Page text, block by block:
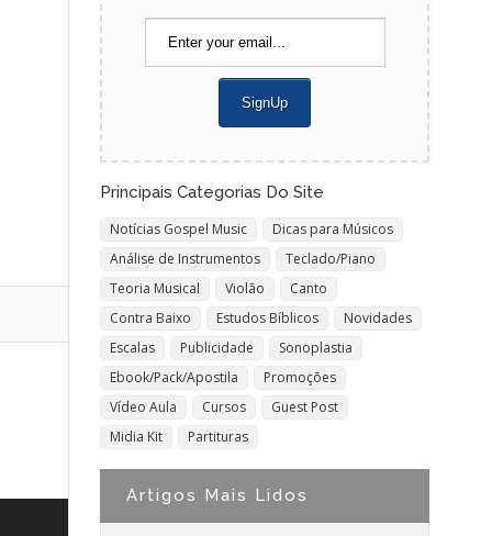
Principais Categorias Do Site
Notícias Gospel Music
Dicas para Músicos
Análise de Instrumentos
Teclado/Piano
Teoria Musical
Violão
Canto
Contra Baixo
Estudos Bíblicos
Novidades
Escalas
Publicidade
Sonoplastia
Ebook/Pack/Apostila
Promoções
Vídeo Aula
Cursos
Guest Post
Midia Kit
Partituras
Artigos Mais Lidos